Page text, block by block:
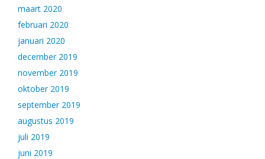
maart 2020
februari 2020
januari 2020
december 2019
november 2019
oktober 2019
september 2019
augustus 2019
juli 2019
juni 2019